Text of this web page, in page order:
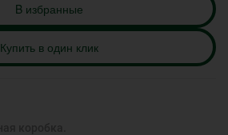
B избранные
Купить в один клик